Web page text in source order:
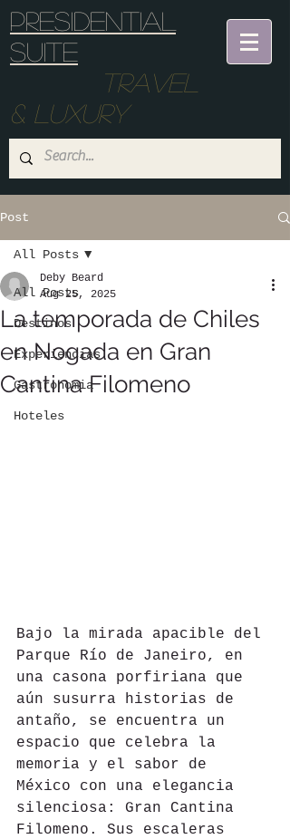
Presidential
suite
Travel
& Luxury
Post
All Posts
Destinos
Experiencias
Gastronomia
Hoteles
All Posts
La temporada de Chiles
en Nogada en Gran
Cantina Filomeno
Deby Beard
Aug 25, 2025
Bajo la mirada apacible del
Parque Río de Janeiro, en
una casona porfiriana que
aún susurra historias de
antaño, se encuentra un
espacio que celebra la
memoria y el sabor de
México con una elegancia
silenciosa: Gran Cantina
Filomeno. Sus escaleras